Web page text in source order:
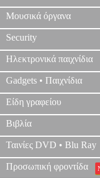
Μουσικά όργανα
Security
Ηλεκτρονικά παιχνίδια
Gadgets • Παιχνίδια
Είδη γραφείου
Βιβλία
Ταινίες DVD • Blu Ray
Προσωπική φροντίδα